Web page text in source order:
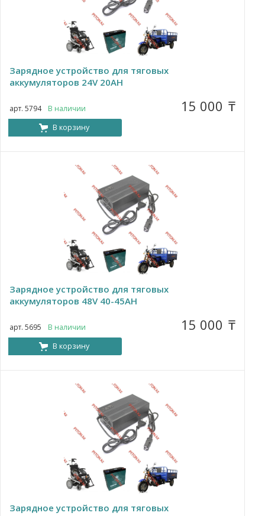
Зарядное устройство для тяговых
аккумуляторов 24V 20AH
арт. 5794 В наличии 15 000 ₸
В корзину
Зарядное устройство для тяговых
аккумуляторов 48V 40-45AH
арт. 5695 В наличии 15 000 ₸
В корзину
Зарядное устройство для тяговых